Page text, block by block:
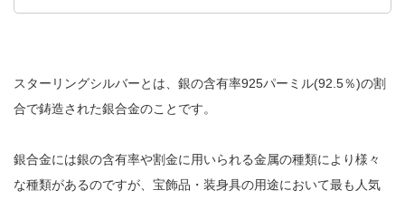
スターリングシルバーとは、銀の含有率925パーミル(92.5％)の割
合で鋳造された銀合金のことです。
銀合金には銀の含有率や割金に用いられる金属の種類により様々
な種類があるのですが、宝飾品・装身具の用途において最も人気